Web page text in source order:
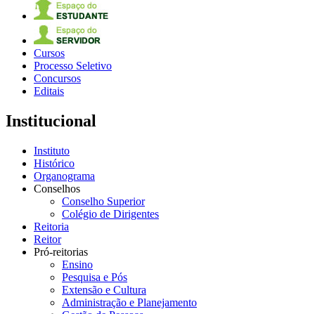
Cursos
Processo Seletivo
Concursos
Editais
Institucional
Instituto
Histórico
Organograma
Conselhos
Conselho Superior
Colégio de Dirigentes
Reitoria
Reitor
Pró-reitorias
Ensino
Pesquisa e Pós
Extensão e Cultura
Administração e Planejamento